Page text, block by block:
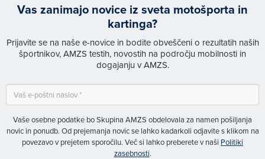
Vas zanimajo novice iz sveta motošporta in
kartinga?
Prijavite se na naše e-novice in bodite obveščeni o rezultatih naših
športnikov, AMZS testih, novostih na področju mobilnosti in
dogajanju v AMZS.
Vaše osebne podatke bo Skupina AMZS obdelovala za namen pošiljanja
novic in ponudb. Od prejemanja novic se lahko kadarkoli odjavite s klikom na
povezavo v prejetem sporočilu. Več si lahko preberete v naši Politiki
zasebnosti.